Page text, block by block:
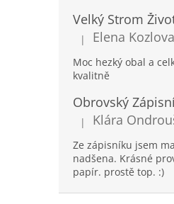
Hodnocení produktu
| Elena Kozlova
Moc hezký obal a
kvalitně
Hodnocení produktu
| Klára
Ze zápisníku jsem
nadšena. Krásné
papír. prostě top. :)